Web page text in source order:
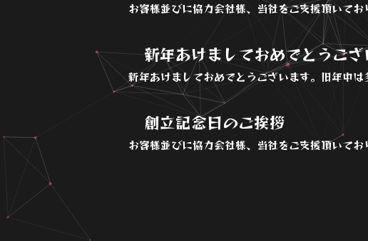
お客様並びに協力会社様、当社をご支援頂いて
新年あけましておめでとうござ
新年あけましておめでとうございます。旧年中
創立記念日のご挨拶
お客様並びに協力会社様、当社をご支援頂いて